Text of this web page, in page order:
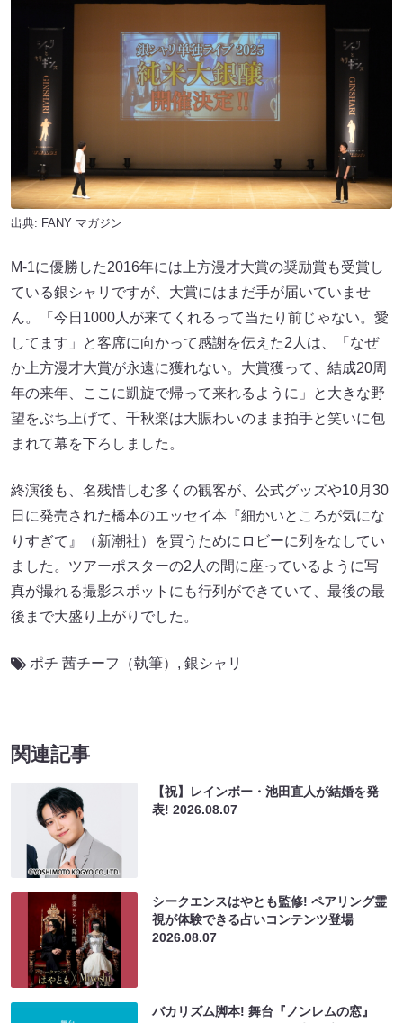
出典: FANY マガジン
M-1に優勝した2016年には上方漫才大賞の奨励賞も受賞し
ている銀シャリですが、大賞にはまだ手が届いていませ
ん。「今日1000人が来てくれるって当たり前じゃない。愛
してます」と客席に向かって感謝を伝えた2人は、「なぜ
か上方漫才大賞が永遠に獲れない。大賞獲って、結成20周
年の来年、ここに凱旋で帰って来れるように」と大きな野
望をぶち上げて、千秋楽は大賑わいのまま拍手と笑いに包
まれて幕を下ろしました。
終演後も、名残惜しむ多くの観客が、公式グッズや10月30
日に発売された橋本のエッセイ本『細かいところが気にな
りすぎて』（新潮社）を買うためにロビーに列をなしてい
ました。ツアーポスターの2人の間に座っているように写
真が撮れる撮影スポットにも行列ができていて、最後の最
後まで大盛り上がりでした。
ポチ 茜チーフ（執筆） , 銀シャリ
関連記事
【祝】レインボー・池田直人が結婚を発
表!2026.08.07
シークエンスはやとも監修! ペアリング霊
視が体験できる占いコンテンツ登場
2026.08.07
バカリズム脚本! 舞台『ノンレムの窓』